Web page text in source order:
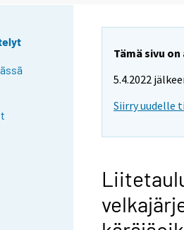
Tämä sivu
5.4.2022
Siirry uudelle